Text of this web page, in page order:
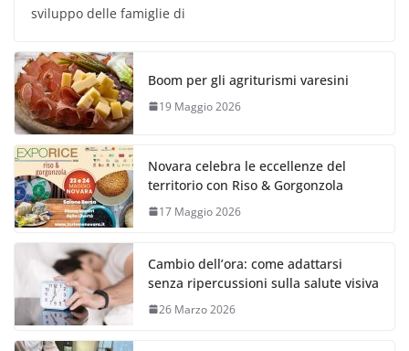
sviluppo delle famiglie di
Boom per gli agriturismi varesini
19 Maggio 2026
Novara celebra le eccellenze del
territorio con Riso & Gorgonzola
17 Maggio 2026
Cambio dell’ora: come adattarsi
senza ripercussioni sulla salute visiva
26 Marzo 2026